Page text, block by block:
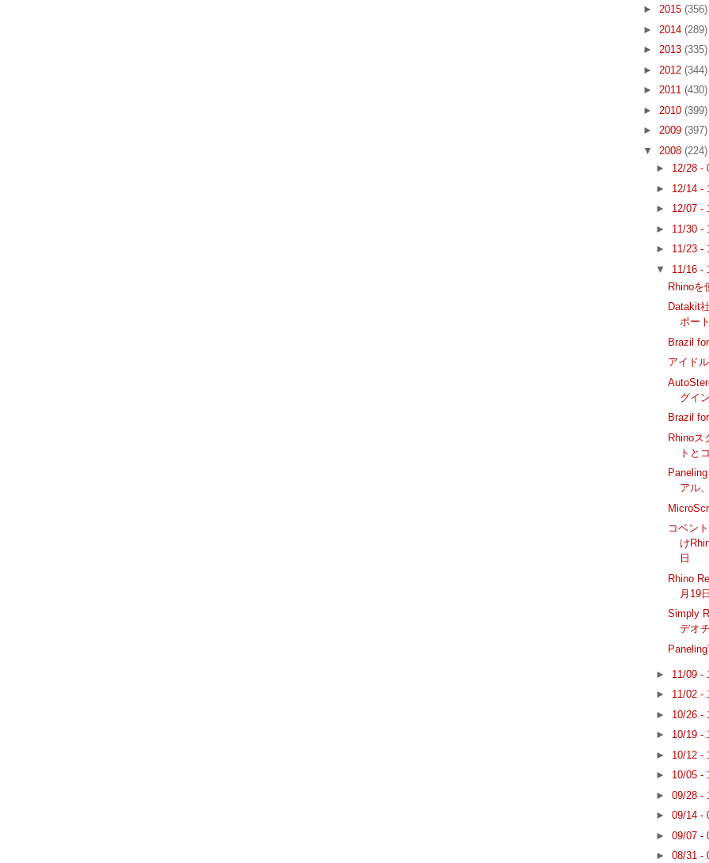
► 2015 (356)
► 2014 (289)
► 2013 (335)
► 2012 (344)
► 2011 (430)
► 2010 (399)
► 2009 (397)
▼ 2008 (224)
► 12/28 -
► 12/14 -
► 12/07 -
► 11/30 -
► 11/23 -
▼ 11/16 -
Rhinoを
Datakit
ポー
Brazil
アイド
グイ
Brazil
Rhinoス
トと
アル
コベン
け
日
Rhino
月19
Simply
デオ
► 11/09 -
► 11/02 -
► 10/26 -
► 10/19 -
► 10/12 -
► 10/05 -
► 09/28 -
► 09/14 -
► 09/07 -
► 08/31 -